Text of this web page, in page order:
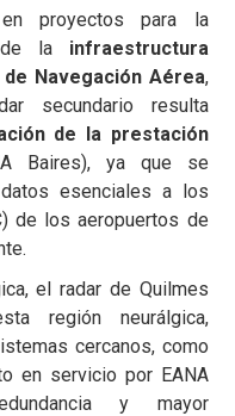
proyectos para la
de la infraestructura
Navegación Aérea,
secundario resulta
de la prestación
Baires), ya que se
esenciales a los
de los aeropuertos de
el radar de Quilmes
región neurálgica,
cercanos, como
en servicio por EANA
y mayor